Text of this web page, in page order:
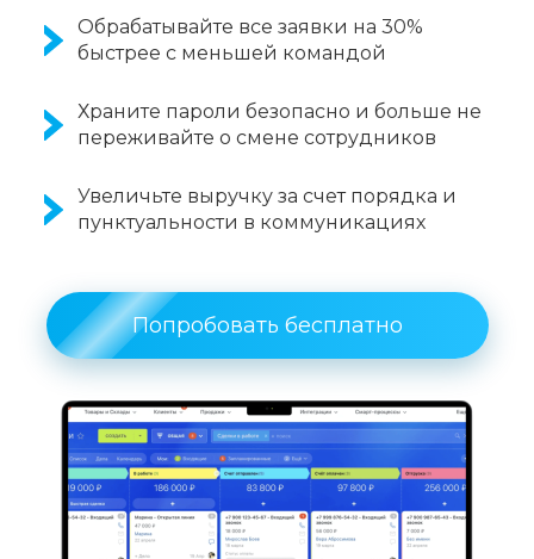
Обрабатывайте все заявки на 30%
быстрее с меньшей командой
Храните пароли безопасно и больше не
переживайте о смене сотрудников
Увеличьте выручку за счет порядка и
пунктуальности в коммуникациях
Попробовать бесплатно